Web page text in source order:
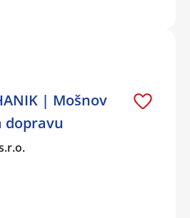
| Mošnov
dopravu